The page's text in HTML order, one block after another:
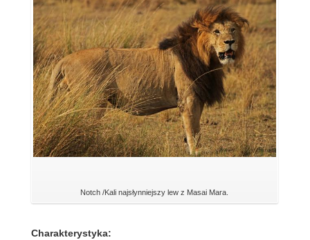
Notch /Kali najsłynniejszy lew z Masai Mara.
Charakterystyka: